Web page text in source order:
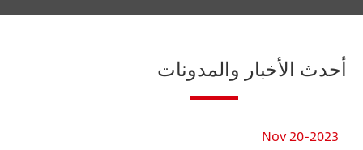
أحدث الأخبار والمدونات
Nov 20-2023